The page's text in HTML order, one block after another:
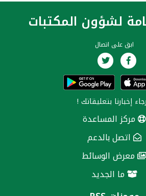
لشؤون المكتبات
ابق على اتصال
إخبارنا بتعليقاتك !
مركز المساعدة
اتصل بالدعم
معرض الوسائط
ما الجديد